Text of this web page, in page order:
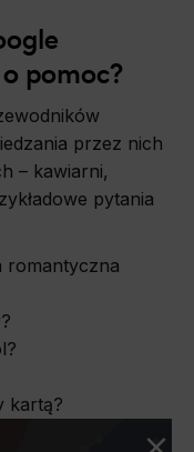
pomoc?
przez nich
– kawiarni,
pytania
romantyczna
kartą?